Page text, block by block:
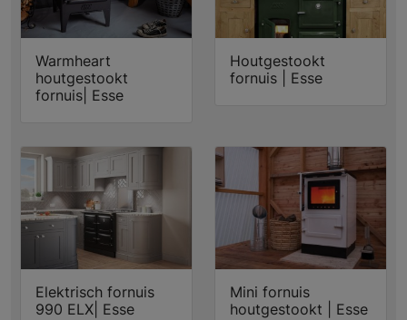
Warmheart
houtgestookt
fornuis| Esse
Houtgestookt
fornuis | Esse
Elektrisch fornuis
990 ELX| Esse
Mini fornuis
houtgestookt | Esse